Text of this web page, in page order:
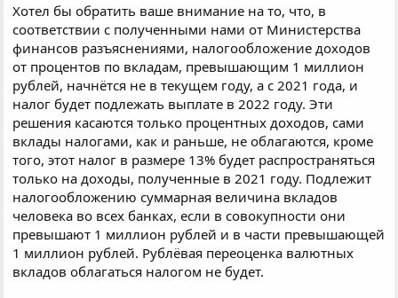
Хотел бы обратить ваше внимание на то, что, в
соответствии с полученными нами от Министерства
финансов разъяснениями, налогообложение доходов
от процентов по вкладам, превышающим 1 миллион
рублей, начнётся не в текущем году, а с 2021 года, и
налог будет подлежать выплате в 2022 году. Эти
решения касаются только процентных доходов, сами
вклады налогами, как и раньше, не облагаются, кроме
того, этот налог в размере 13% будет распространяться
только на доходы, полученные в 2021 году. Подлежит
налогообложению суммарная величина вкладов
человека во всех банках, если в совокупности они
превышают 1 миллион рублей и в части превышающей
1 миллион рублей. Рублёвая переоценка валютных
вкладов облагаться налогом не будет.